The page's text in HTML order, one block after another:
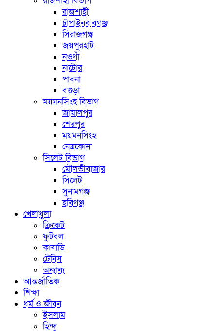
রাজশাহী
চাঁপাইনবাবগঞ্জ
সিরাজগঞ্জ
জয়পুরহাট
নওগাঁ
নাটোর
পাবনা
বগুড়া
ময়মনসিংহ বিভাগ
জামালপুর
শেরপুর
ময়মনসিংহ
নেত্রকোনা
সিলেট বিভাগ
মৌলভীবাজার
সিলেট
সুনামগঞ্জ
হবিগঞ্জ
খেলাধুলা
ক্রিকেট
ফুটবল
কাবাডি
টেনিস
অন্যান্য
আন্তর্জাতিক
শিক্ষা
ধর্ম ও জীবন
ইসলাম
হিন্দু